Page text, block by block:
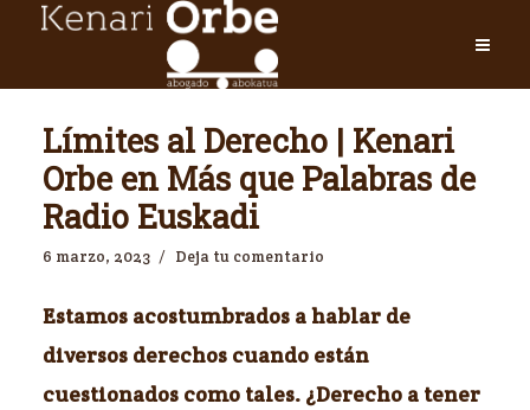
Límites al Derecho | Kenari
Orbe en Más que Palabras de
Radio Euskadi
6 marzo, 2023 Deja tu comentario
Estamos acostumbrados a hablar de
diversos derechos cuando están
cuestionados como tales. ¿Derecho a tener